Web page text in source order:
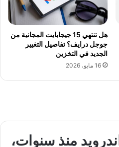
هل تنتهي 15 جيجابايت المجانية من
جوجل درايف؟ تفاصيل التغيير
الجديد في التخزين
16 مايو، 2026